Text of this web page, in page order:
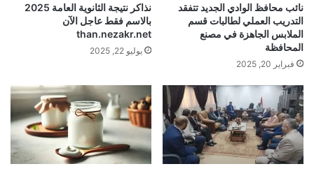
نائب محافظ الوادي الجديد تتفقد
التدريب العملي لطالبات قسم
الملابس الجاهزة في مصنع
المحافظة
فبراير 20, 2025
نذاكر نتيجة الثانوية العامة 2025
بالاسم فقط عاجل الآن
than.nezakr.net
يوليو 22, 2025